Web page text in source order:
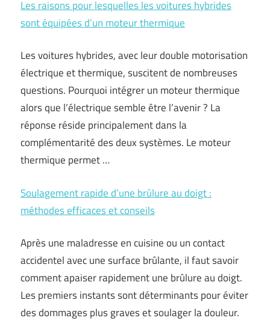
Les raisons pour lesquelles les voitures hybrides
sont équipées d’un moteur thermique
Les voitures hybrides, avec leur double motorisation
électrique et thermique, suscitent de nombreuses
questions. Pourquoi intégrer un moteur thermique
alors que l’électrique semble être l’avenir ? La
réponse réside principalement dans la
complémentarité des deux systèmes. Le moteur
thermique permet …
Soulagement rapide d’une brûlure au doigt :
méthodes efficaces et conseils
Après une maladresse en cuisine ou un contact
accidentel avec une surface brûlante, il faut savoir
comment apaiser rapidement une brûlure au doigt.
Les premiers instants sont déterminants pour éviter
des dommages plus graves et soulager la douleur.